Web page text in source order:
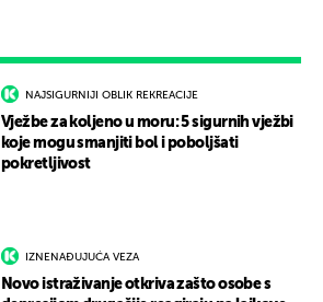
NAJSIGURNIJI OBLIK REKREACIJE
Vježbe za koljeno u moru: 5 sigurnih vježbi
koje mogu smanjiti bol i poboljšati
pokretljivost
IZNENAĐUJUĆA VEZA
Novo istraživanje otkriva zašto osobe s